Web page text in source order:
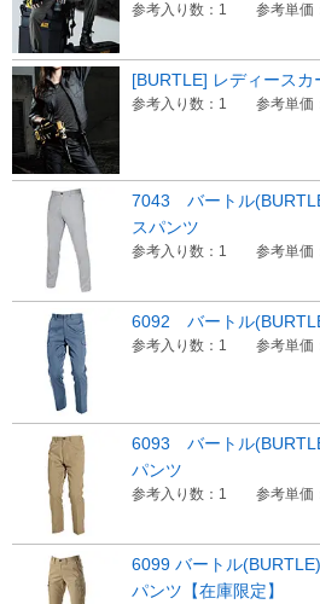
参考入り数：1 参考単価
[BURTLE] レディース
参考入り数：1 参考単価
7043 バートル
スパンツ
参考入り数：1 参考単価
6092 バートル
参考入り数：1 参考単価
6093 バートル
パンツ
参考入り数：1 参考単価
6099 バートル
パンツ【在庫限定】